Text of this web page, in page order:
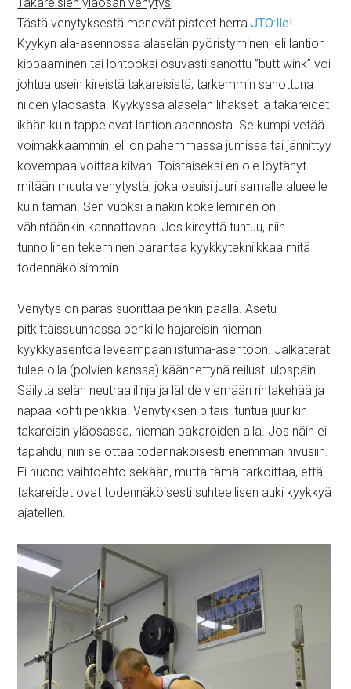
Tästä venytyksestä menevät pisteet herraJTO:lle!
Kyykyn ala-asennossa alaselän pyöristyminen, eli lantion
kippaaminen tai lontooksi osuvasti sanottu ”butt wink” voi
johtua usein kireistä takareisistä, tarkemmin sanottuna
niiden yläosasta. Kyykyssä alaselän lihakset ja takareidet
ikään kuin tappelevat lantion asennosta. Se kumpi vetää
voimakkaammin, eli on pahemmassa jumissa tai jännittyy
kovempaa voittaa kilvan. Toistaiseksi en ole löytänyt
mitään muuta venytystä, joka osuisi juuri samalle alueelle
kuin tämän. Sen vuoksi ainakin kokeileminen on
vähintäänkin kannattavaa! Jos kireyttä tuntuu, niin
tunnollinen tekeminen parantaa kyykkytekniikkaa mitä
todennäköisimmin.
Venytys on paras suorittaa penkin päällä. Asetu
pitkittäissuunnassa penkille hajareisin hieman
kyykkyasentoa leveämpään istuma-asentoon. Jalkaterät
tulee olla (polvien kanssa) käännettynä reilusti ulospäin.
Säilytä selän neutraalilinja ja lähde viemään rintakehää ja
napaa kohti penkkiä. Venytyksen pitäisi tuntua juurikin
takareisin yläosassa, hieman pakaroiden alla. Jos näin ei
tapahdu, niin se ottaa todennäköisesti enemmän nivusiin.
Ei huono vaihtoehto sekään, mutta tämä tarkoittaa, että
takareidet ovat todennäköisesti suhteellisen auki kyykkyä
ajatellen.